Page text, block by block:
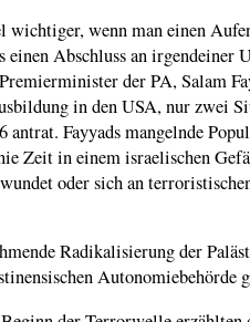
wichtiger, wenn man einen
einen Abschluss an irgendeiner
der PA, Salam
in den USA, nur zwei
antrat. Fayyads mangelnde
Zeit in einem israelischen
oder sich an
Radikalisierung der
Autonomiebehörde